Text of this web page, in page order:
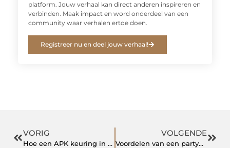
platform. Jouw verhaal kan direct anderen inspireren en
verbinden. Maak impact en word onderdeel van een
community waar verhalen ertoe doen.
Registreer nu en deel jouw verhaal!
VORIG
Hoe een APK keuring in Sittard je rijervaring kan verbeteren
VOLGENDE
Voordelen van een partybus huren Amsterdam